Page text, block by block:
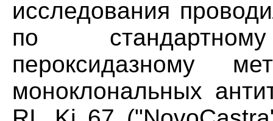
исследования
по стандартному
пероксидазному
моноклональных